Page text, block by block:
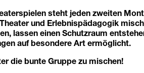
steht jeden zweiten
und Erlebnispädagogik
lassen einen Schutzraum
auf besondere Art ermöglicht.
die bunte Gruppe zu mischen!